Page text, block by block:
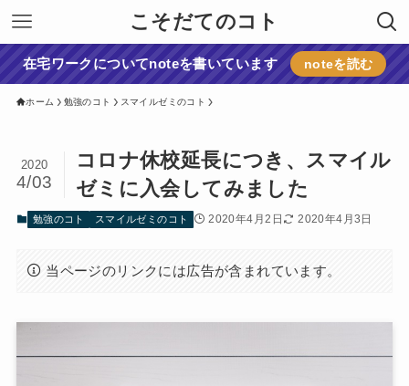
こそだてのコト
在宅ワークについてnoteを書いています noteを読む
ホーム 勉強のコト スマイルゼミのコト
コロナ休校延長につき、スマイル
ゼミに入会してみました
2020
4/03
勉強のコト スマイルゼミのコト 2020年4月2日 2020年4月3日
当ページのリンクには広告が含まれています。